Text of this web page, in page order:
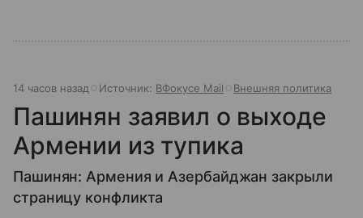
14 часов назад Источник: ВФокусе Mail Внешняя политика
Пашинян заявил о выходе
Армении из тупика
Пашинян: Армения и Азербайджан закрыли
страницу конфликта